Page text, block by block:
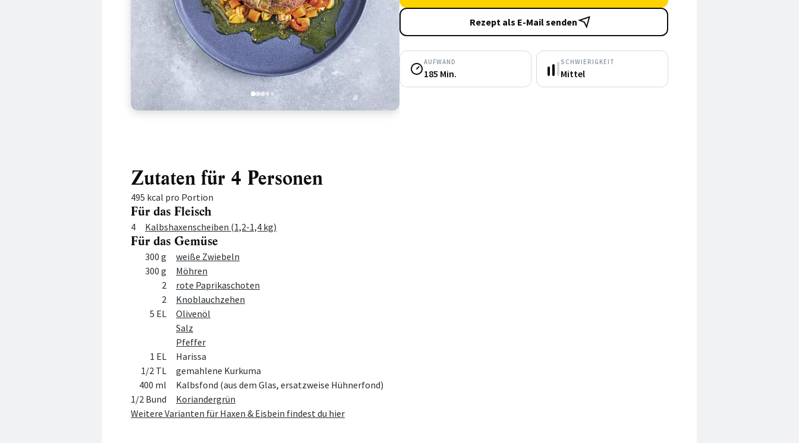
1234 5
Rezept als E-Mail senden
AUFWAND
185 Min.
SCHWIERIGKEIT
Mittel
Zutaten für 4 Personen
495 kcal pro Portion
Für das Fleisch
MengeZutat
4 Kalbshaxenscheiben (1,2-1,4 kg)
Für das Gemüse
MengeZutat
300 g
weiße Zwiebeln
300 g
Möhren
2
rote Paprikaschoten
2
Knoblauchzehen
5 EL
Olivenöl
Salz
Pfeffer
1 EL
Harissa
1/2 TL
gemahlene Kurkuma
400 ml
Kalbsfond (aus dem Glas, ersatzweise Hühnerfond)
1/2 Bund
Koriandergrün
Weitere Varianten für Haxen & Eisbein findest du hier